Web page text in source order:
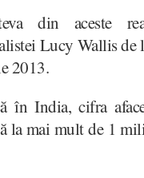
din aceste
Lucy Wallis de
2013.
în India, cifra
la mai mult de 1